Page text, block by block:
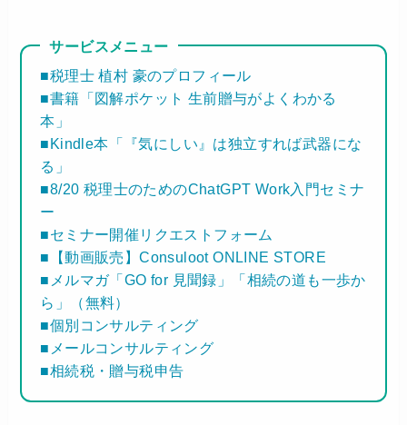
サービスメニュー
■税理士 植村 豪のプロフィール
■書籍「図解ポケット 生前贈与がよくわかる
本」
■Kindle本「『気にしい』は独立すれば武器にな
る」
■8/20 税理士のためのChatGPT Work入門セミナ
ー
■セミナー開催リクエストフォーム
■【動画販売】Consuloot ONLINE STORE
■メルマガ「GO for 見聞録」「相続の道も一歩か
ら」（無料）
■個別コンサルティング
■メールコンサルティング
■相続税・贈与税申告